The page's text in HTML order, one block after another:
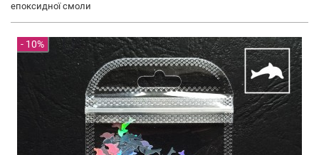
епоксидної смоли
- 10%